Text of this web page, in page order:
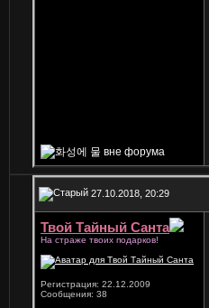
27.10.2018, 20:29
Твой Тайный Санта
На страже твоих подарков!
Регистрация: 22.12.2009
Сообщения: 38